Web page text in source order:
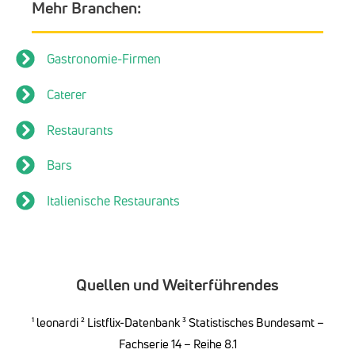
Mehr Branchen:
Gastronomie-Firmen
Caterer
Restaurants
Bars
Italienische Restaurants
Quellen und Weiterführendes
¹leonardi² Listflix-Datenbank ³Statistisches Bundesamt –
Fachserie 14 – Reihe 8.1